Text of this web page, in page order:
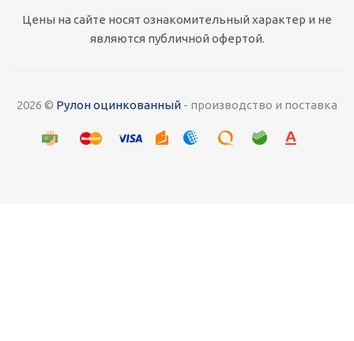
Цены на сайте носят ознакомительный характер и не
являются публичной офертой.
2026 © Рулон оцинкованный - производство и поставка